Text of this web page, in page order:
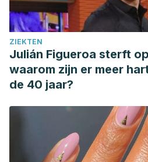
ZIEKTEN
Julián Figueroa sterft
waarom zijn er meer
de 40 jaar?